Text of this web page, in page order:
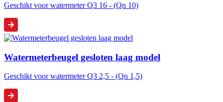
Geschikt voor watermeter Q3 16 - (Qn 10)
Watermeterbeugel gesloten laag model
Geschikt voor watermeter Q3 2,5 - (Qn 1,5)